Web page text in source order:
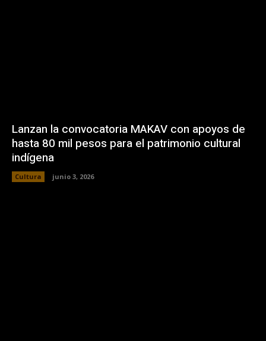
Lanzan la convocatoria MAKAV con apoyos de
hasta 80 mil pesos para el patrimonio cultural
indígena
Cultura junio 3, 2026